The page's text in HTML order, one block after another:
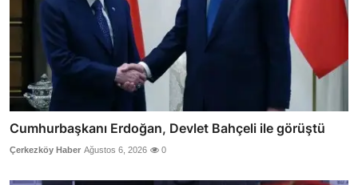
Cumhurbaşkanı Erdoğan, Devlet Bahçeli ile görüştü
Çerkezköy Haber Ağustos 6, 2026 0